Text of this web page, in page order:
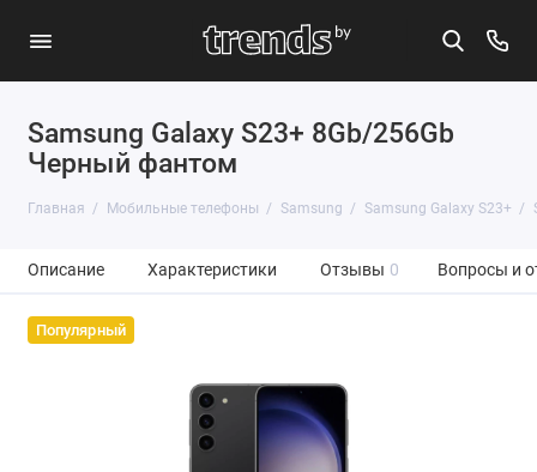
Samsung Galaxy S23+ 8Gb/256Gb
Черный фантом
Главная Мобильные телефоны Samsung Samsung Galaxy S23+
Описание Характеристики Отзывы 0 Вопросы и
Популярный